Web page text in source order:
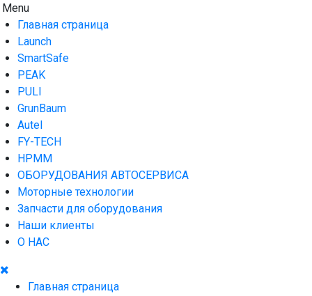
Skip
to
content
AUTO HOUSE
Технологии автосервиса — официальный дистрибьютор
Launch в Армении,Launch Armenia
Menu
Главная страница
Launch
SmartSafe
PEAK
PULI
GrunBaum
Autel
FY-TECH
HPMM
ОБОРУДОВАНИЯ АВТОСЕРВИСА
Моторные технологии
Запчасти для оборудования
Наши клиенты
О НАС
Главная страница